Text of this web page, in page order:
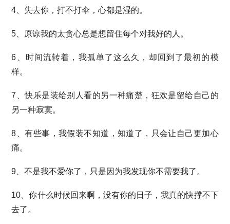
4、失去你，打不打伞，心都是湿的。
5、原谅我的太贪心总是想留住每个对我好的人。
6、时间流转着，我孤单了这么久，却回到了最初的模
样。
7、快乐是装给别人看的另一种痛楚，狂欢是留给自己的
另一种寂寞。
8、有些事，我假装不知道，知道了，只会让自己更加心
痛。
9、不是我不爱你了，只是因为我发现你不需要我了。
10、你什么时候回来啊，没有你的日子，我真的快撑不下
去了。